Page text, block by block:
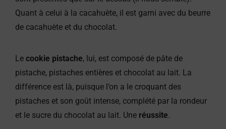
Quant à celui à la cacahuète, il est garni avec du beurre
de cacahuète et du chocolat.
Le cookie pistache, lui, est composé de pâte de
pistache, pistaches entières et chocolat au lait. La
différence est là, puisque l’on a le croquant des
pistaches et son goût intense, complété par la rondeur
et le sucre du chocolat au lait. Une réussite.